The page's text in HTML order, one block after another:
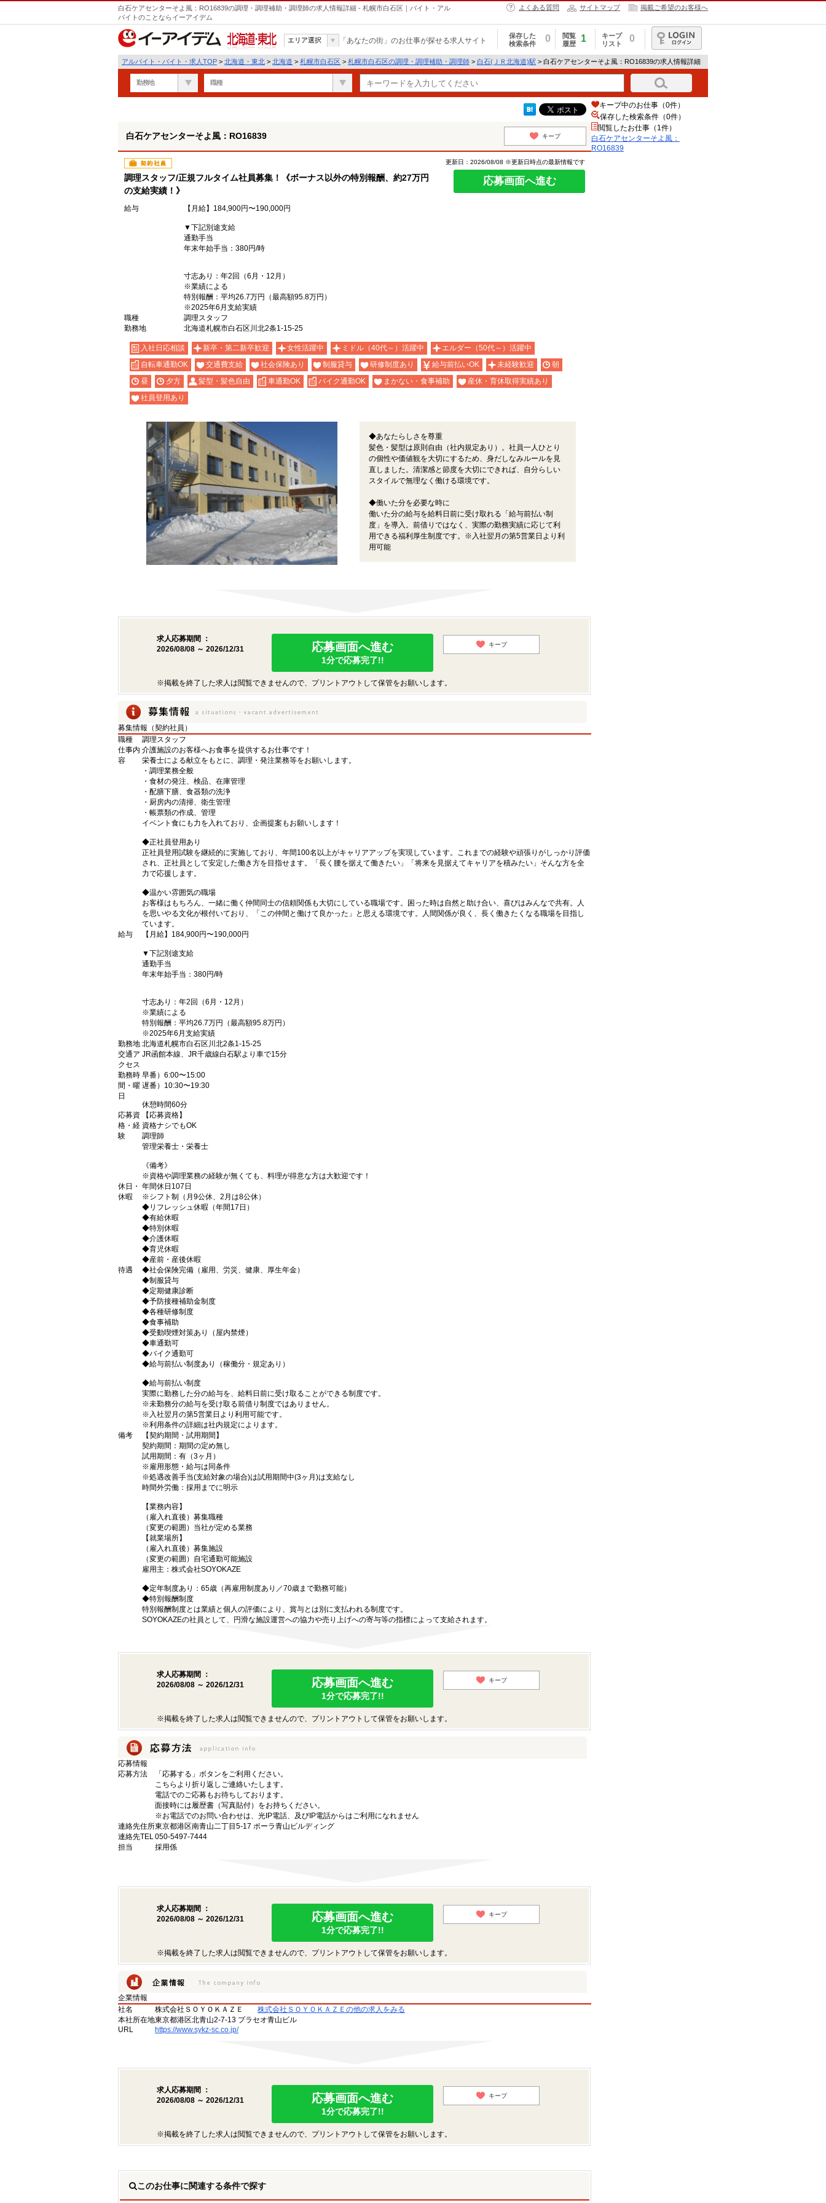
白石ケアセンターそよ風：RO16839の調理・調理補助・調理師の求人情報詳細 - 札幌市白石区｜バイト・アル
バイトのことならイーアイデム
よくある質問 サイトマップ 掲載ご希望のお客様へ
北海道・東北
エリア選択 「あなたの街」のお仕事が探せる求人サイト
保存した
検索条件
0
閲覧
履歴
1
キープ
リスト
0
ログイン
アルバイト・バイト・求人TOP > 北海道・東北 > 北海道 > 札幌市白石区 > 札幌市白石区の調理・調理補助・調理師 > 白石(ＪＲ北海道)駅 > 白石ケアセンターそよ風：RO16839の求人情報詳細
勤務地 職種
白石ケアセンターそよ風：RO16839 キープ
契約社員
調理スタッフ/正規フルタイム社員募集！《ボーナス以外の特別報酬、約27万円
の支給実績！》
更新日：2026/08/08 ※更新日時点の最新情報です
応募画面へ進む
給与 【月給】184,900円〜190,000円
▼下記別途支給
通勤手当
年末年始手当：380円/時
寸志あり：年2回（6月・12月）
※業績による
特別報酬：平均26.7万円（最高額95.8万円）
※2025年6月支給実績
職種
調理スタッフ
勤務地
北海道札幌市白石区川北2条1-15-25
入社日応相談 新卒・第二新卒歓迎 女性活躍中 ミドル（40代～）活躍中
エルダー（50代～）活躍中
自転車通勤OK
交通費支給 社会保険あり 制服貸与 研修制度あり 給与前払いOK 未経験歓迎
朝
昼
夕方 髪型・髪色自由 車通勤OK バイク通勤OK まかない・食事補助
産休・育休取得実績あり
社員登用あり
◆あなたらしさを尊重
髪色・髪型は原則自由（社内規定あり）。社員一人ひとり
の個性や価値観を大切にするため、身だしなみルールを見
直しました。清潔感と節度を大切にできれば、自分らしい
スタイルで無理なく働ける環境です。
◆働いた分を必要な時に
働いた分の給与を給料日前に受け取れる「給与前払い制
度」を導入。前借りではなく、実際の勤務実績に応じて利
用できる福利厚生制度です。※入社翌月の第5営業日より利
用可能
求人応募期間 ：
2026/08/08 ～ 2026/12/31
応募画面へ進む
1分で応募完了!!
キープ
※掲載を終了した求人は閲覧できませんので、プリントアウトして保管をお願いします。
募集情報（契約社員）
職種
調理スタッフ
仕事内
容
介護施設のお客様へお食事を提供するお仕事です！
栄養士による献立をもとに、調理・発注業務等をお願いします。
・調理業務全般
・食材の発注、検品、在庫管理
・配膳下膳、食器類の洗浄
・厨房内の清掃、衛生管理
・帳票類の作成、管理
イベント食にも力を入れており、企画提案もお願いします！
◆正社員登用あり
正社員登用試験を継続的に実施しており、年間100名以上がキャリアアップを実現しています。これまでの経験や頑張りがしっかり評価
され、正社員として安定した働き方を目指せます。「長く腰を据えて働きたい」「将来を見据えてキャリアを積みたい」そんな方を全
力で応援します。
◆温かい雰囲気の職場
お客様はもちろん、一緒に働く仲間同士の信頼関係も大切にしている職場です。困った時は自然と助け合い、喜びはみんなで共有。人
を思いやる文化が根付いており、「この仲間と働けて良かった」と思える環境です。人間関係が良く、長く働きたくなる職場を目指し
ています。
給与
【月給】184,900円〜190,000円
▼下記別途支給
通勤手当
年末年始手当：380円/時
寸志あり：年2回（6月・12月）
※業績による
特別報酬：平均26.7万円（最高額95.8万円）
※2025年6月支給実績
勤務地 北海道札幌市白石区川北2条1-15-25
交通ア
クセス
JR函館本線、JR千歳線白石駅より車で15分
勤務時
間・曜
日
早番）6:00〜15:00
遅番）10:30〜19:30
休憩時間60分
応募資
格・経
験
【応募資格】
資格ナシでもOK
調理師
管理栄養士・栄養士
《備考》
※資格や調理業務の経験が無くても、料理が得意な方は大歓迎です！
休日・
休暇
年間休日107日
※シフト制（月9公休、2月は8公休）
◆リフレッシュ休暇（年間17日）
◆有給休暇
◆特別休暇
◆介護休暇
◆育児休暇
◆産前・産後休暇
待遇
◆社会保険完備（雇用、労災、健康、厚生年金）
◆制服貸与
◆定期健康診断
◆予防接種補助金制度
◆各種研修制度
◆食事補助
◆受動喫煙対策あり（屋内禁煙）
◆車通勤可
◆バイク通勤可
◆給与前払い制度あり（稼働分・規定あり）
◆給与前払い制度
実際に勤務した分の給与を、給料日前に受け取ることができる制度です。
※未勤務分の給与を受け取る前借り制度ではありません。
※入社翌月の第5営業日より利用可能です。
※利用条件の詳細は社内規定によります。
備考
【契約期間・試用期間】
契約期間：期間の定め無し
試用期間：有（3ヶ月）
※雇用形態・給与は同条件
※処遇改善手当(支給対象の場合)は試用期間中(3ヶ月)は支給なし
時間外労働：採用までに明示
【業務内容】
（雇入れ直後）募集職種
（変更の範囲）当社が定める業務
【就業場所】
（雇入れ直後）募集施設
（変更の範囲）自宅通勤可能施設
雇用主：株式会社SOYOKAZE
◆定年制度あり：65歳（再雇用制度あり／70歳まで勤務可能）
◆特別報酬制度
特別報酬制度とは業績と個人の評価により、賞与とは別に支払われる制度です。
SOYOKAZEの社員として、円滑な施設運営への協力や売り上げへの寄与等の指標によって支給されます。
求人応募期間 ：
2026/08/08 ～ 2026/12/31
応募画面へ進む
1分で応募完了!!
キープ
※掲載を終了した求人は閲覧できませんので、プリントアウトして保管をお願いします。
応募情報
応募方法
「応募する」ボタンをご利用ください。
こちらより折り返しご連絡いたします。
電話でのご応募もお待ちしております。
面接時には履歴書（写真貼付）をお持ちください。
※お電話でのお問い合わせは、光IP電話、及びIP電話からはご利用になれません
連絡先住所東京都港区南青山二丁目5-17 ポーラ青山ビルディング
連絡先TEL050-5497-7444
担当
採用係
求人応募期間 ：
2026/08/08 ～ 2026/12/31
応募画面へ進む
1分で応募完了!!
キープ
※掲載を終了した求人は閲覧できませんので、プリントアウトして保管をお願いします。
企業情報
社名
株式会社ＳＯＹＯＫＡＺＥ
株式会社ＳＯＹＯＫＡＺＥの他の求人をみる
本社所在地東京都港区北青山2-7-13 プラセオ青山ビル
URL
https://www.sykz-sc.co.jp/
求人応募期間 ：
2026/08/08 ～ 2026/12/31
応募画面へ進む
1分で応募完了!!
キープ
※掲載を終了した求人は閲覧できませんので、プリントアウトして保管をお願いします。
このお仕事に関連する条件で探す
キープ中のお仕事（0件）
保存した検索条件（0件）
閲覧したお仕事（1件）
白石ケアセンターそよ風：
RO16839